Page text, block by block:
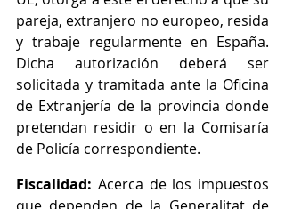
pareja, extranjero no europeo, resida
y trabaje regularmente en España.
Dicha autorización deberá ser
solicitada y tramitada ante la Oficina
de Extranjería de la provincia donde
pretendan residir o en la Comisaría
de Policía correspondiente.
Fiscalidad: Acerca de los impuestos